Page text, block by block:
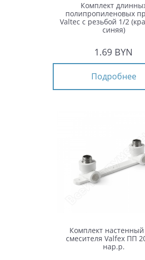
Комплект
полипропиленовых
Valtec с резьбой 1/2
синяя)
1.69 BYN
Подробнее
Комплект настенный
смесителя Valfex ПП
нар.р.